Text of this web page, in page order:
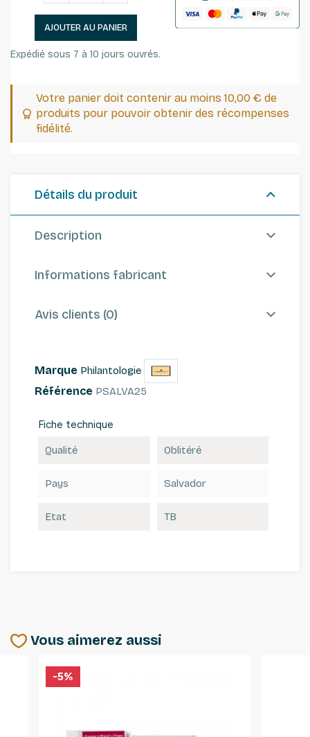
AJOUTER AU PANIER
Expédié sous 7 à 10 jours ouvrés.
Votre panier doit contenir au moins 10,00 € de
produits pour pouvoir obtenir des récompenses
fidélité.
Détails du produit
Description
Informations fabricant
Avis clients (0)
Marque Philantologie
Référence PSALVA25
Fiche technique
Qualité Oblitéré
Pays Salvador
Etat TB
Vous aimerez aussi
-5%